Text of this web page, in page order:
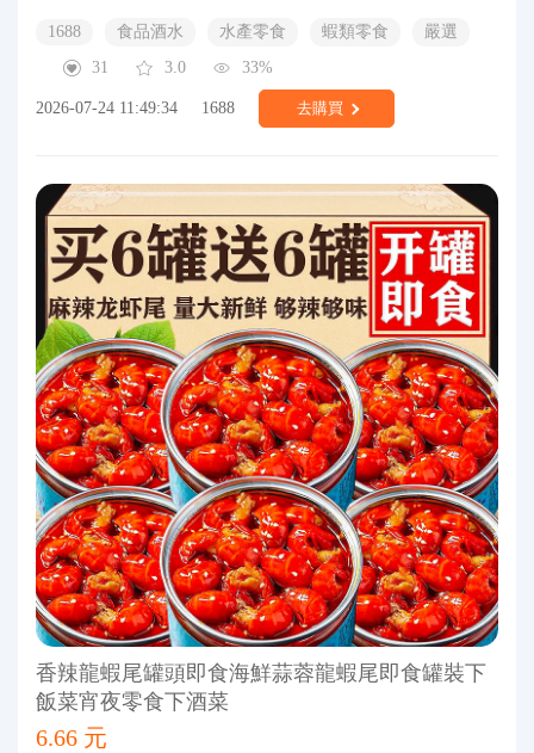
1688 食品酒水 水產零食 蝦類零食
嚴選
31
3.0 33%
2026-07-24 11:49:34 1688 去購買
香辣龍蝦尾罐頭即食海鮮蒜蓉龍蝦尾即食罐裝下
飯菜宵夜零食下酒菜
6.66 元